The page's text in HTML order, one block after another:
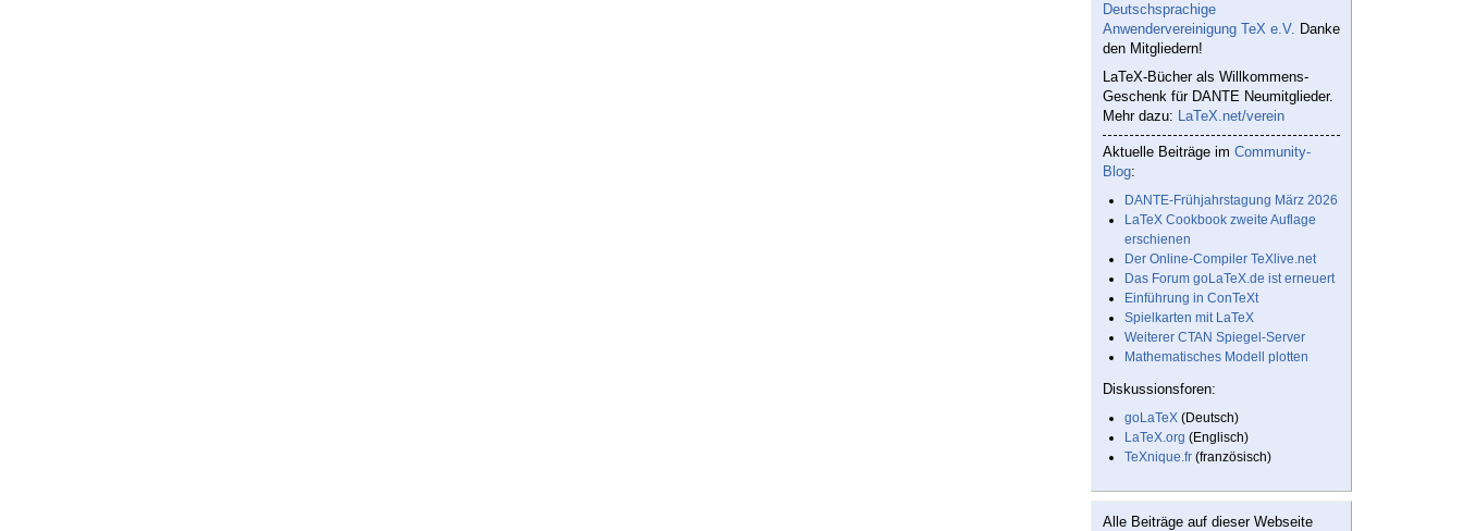
Deutschsprachige
Anwendervereinigung TeX e.V. Danke
den Mitgliedern!
LaTeX-Bücher als Willkommens-
Geschenk für DANTE Neumitglieder.
Mehr dazu: LaTeX.net/verein
Aktuelle Beiträge im Community-
Blog:
DANTE-Frühjahrstagung März 2026
LaTeX Cookbook zweite Auflage
erschienen
Der Online-Compiler TeXlive.net
Das Forum goLaTeX.de ist erneuert
Einführung in ConTeXt
Spielkarten mit LaTeX
Weiterer CTAN Spiegel-Server
Mathematisches Modell plotten
Diskussionsforen:
goLaTeX (Deutsch)
LaTeX.org (Englisch)
TeXnique.fr (französisch)
Alle Beiträge auf dieser Webseite